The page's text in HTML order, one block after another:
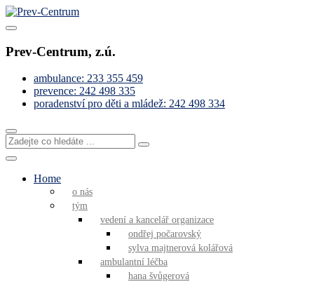
Skip
to
Pomáháme s řešením obtížných životních situací
Prev-Centrum, z.ú.
ambulance: 233 355 459
prevence: 242 498 335
poradenství pro děti a mládež: 242 498 334
Zadejte
co
hledáte
Home
o nás
tým
vedení a kancelář organizace
ondřej počarovský
sylva majtnerová kolářová
ambulantní léčba
hana švůgerová